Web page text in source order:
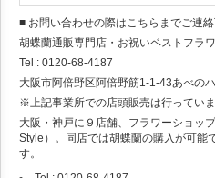
■ お問い合わせの際はこちらまでご連
胡蝶蘭通販専門店・お祝いベストフラ
Tel : 0120-68-4187
大阪市阿倍野区阿倍野筋1-1-43あべの
※上記事業所での店頭販売は行っていま
大阪・神戸に９店舗、フラワーショッ
Style）。同店では胡蝶蘭の購入が可能
す。